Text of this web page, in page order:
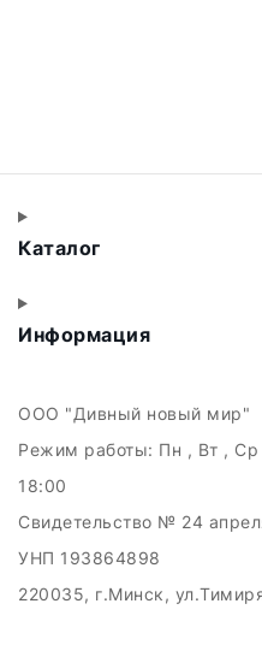
Каталог
Информация
ООО "Дивный новый мир"
Режим работы: Пн , Вт ,
18:00
Свидетельство № 24
УНП 193864898
220035, г.Минск,